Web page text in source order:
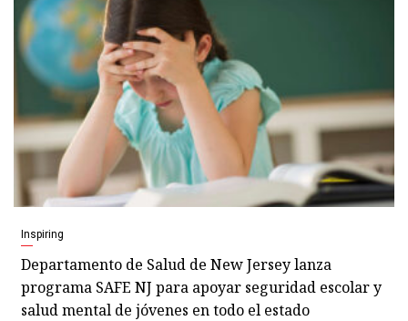
Inspiring
Departamento de Salud de New Jersey lanza
programa SAFE NJ para apoyar seguridad escolar y
salud mental de jóvenes en todo el estado